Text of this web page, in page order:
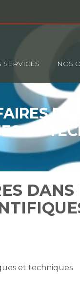
SERVICES NOS
ET
DANS
et techniques